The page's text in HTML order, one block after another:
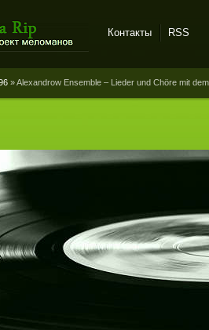
Контакты RSS
» Alexandrow Ensemble ‎– Lieder und Chöre mit